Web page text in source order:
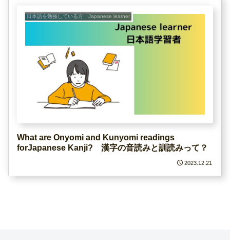
日本語を勉強している方 Japanese learner
What are Onyomi and Kunyomi readings
forJapanese Kanji? 漢字の音読みと訓読みって？
2023.12.21